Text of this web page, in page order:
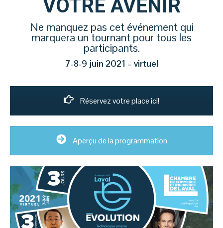
VOTRE AVENIR
Ne manquez pas cet événement qui
marquera un tournant pour tous les
participants.
7-8-9 juin 2021 – virtuel
Réservez votre place ici!
Aperçu de la programmation